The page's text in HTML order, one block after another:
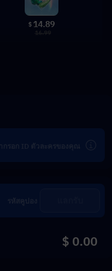
$ 14.89
16.99
$ 0.00